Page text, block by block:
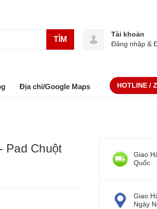
TÌM
Tài khoản
Đăng nhập &
Địa chỉ/Google Maps HOTLINE /
Pad Chuột
Giao
Quốc
Giao
Ngày